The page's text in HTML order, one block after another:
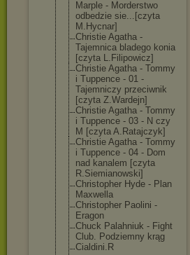
Marple - Morderstwo
odbedzie sie...[czyta
M.Hycnar]
Christie Agatha -
Tajemnica bladego konia
[czyta L.Filipowicz]
Christie Agatha - Tommy
i Tuppence - 01 -
Tajemniczy przeciwnik
[czyta Z.Wardejn]
Christie Agatha - Tommy
i Tuppence - 03 - N czy
M [czyta A.Ratajczyk]
Christie Agatha - Tommy
i Tuppence - 04 - Dom
nad kanalem [czyta
R.Siemianowski]
Christopher Hyde - Plan
Maxwella
Christopher Paolini -
Eragon
Chuck Palahniuk - Fight
Club. Podziemny krąg
Cialdini.R